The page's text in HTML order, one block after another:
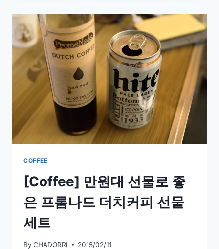
레
가
더
잘
어
리
는
예
프
BY
스
커
COFFEE
[Coffee] 만원대 선물로 좋
은 프롬나드 더치커피 선물
세트
By CHADORRI 2015/02/11